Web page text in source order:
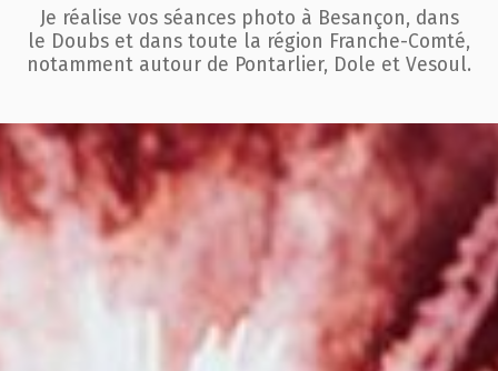
Je réalise vos séances photo à Besançon, dans
le Doubs et dans toute la région Franche-Comté,
notamment autour de Pontarlier, Dole et Vesoul.